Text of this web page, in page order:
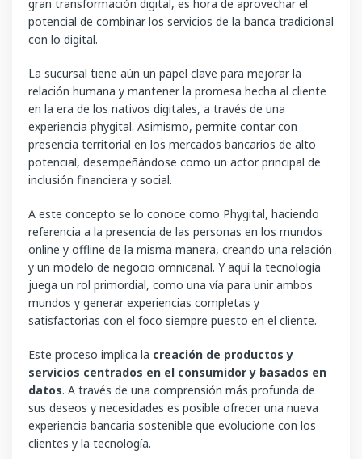
gran transformación digital, es hora de aprovechar el
potencial de combinar los servicios de la banca tradicional
con lo digital.
La sucursal tiene aún un papel clave para mejorar la
relación humana y mantener la promesa hecha al cliente
en la era de los nativos digitales, a través de una
experiencia phygital. Asimismo, permite contar con
presencia territorial en los mercados bancarios de alto
potencial, desempeñándose como un actor principal de
inclusión financiera y social.
A este concepto se lo conoce como Phygital, haciendo
referencia a la presencia de las personas en los mundos
online y offline de la misma manera, creando una relación
y un modelo de negocio omnicanal. Y aquí la tecnología
juega un rol primordial, como una vía para unir ambos
mundos y generar experiencias completas y
satisfactorias con el foco siempre puesto en el cliente.
Este proceso implica la creación de productos y
servicios centrados en el consumidor y basados en
datos. A través de una comprensión más profunda de
sus deseos y necesidades es posible ofrecer una nueva
experiencia bancaria sostenible que evolucione con los
clientes y la tecnología.